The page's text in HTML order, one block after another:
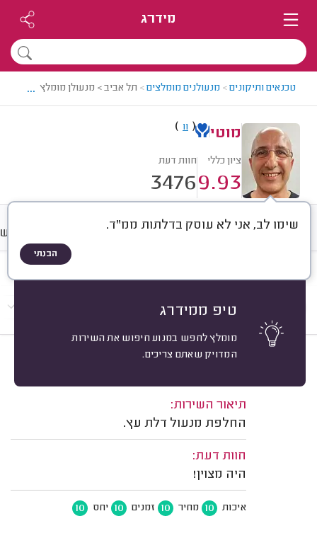
מידרג
טכנאים ותיקונים> מנעולנים מומלצים> תל אביב > מנעולן מומלץ - מוטי
...
מוטי (
11
)
ציון כללי
9.93
חוות דעת
3476
שימו לב, אני לא עוסק בדלתות ממ"ד.
הבנתי
טיפ ממידרג
מומלץ לחפש במנוע חיפוש את השירות
המדויק שאתם צריכים.
חוות דעת מחירים
התקנות
הילה מימון, תל אביב.
תיאור השירות:
החלפת מנעול דלת עץ.
חוות דעת:
היה מצוין!
איכות 10 מחיר 10 זמנים 10 יחס 10